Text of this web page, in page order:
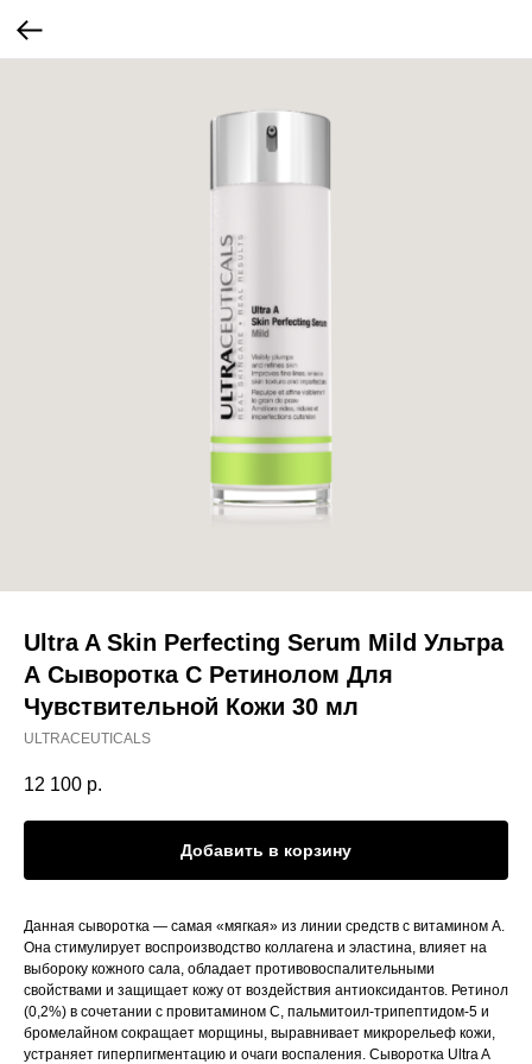
Ultra A Skin Perfecting Serum Mild Ультра
А Сыворотка С Ретинолом Для
Чувствительной Кожи 30 мл
ULTRACEUTICALS
12 100 р.
Добавить в корзину
Данная сыворотка — самая «мягкая» из линии средств с витамином А.
Она стимулирует воспроизводство коллагена и эластина, влияет на
выбороку кожного сала, обладает противовоспалительными
свойствами и защищает кожу от воздействия антиоксидантов. Ретинол
(0,2%) в сочетании с провитамином С, пальмитоил-трипептидом-5 и
бромелайном сокращает морщины, выравнивает микрорельеф кожи,
устраняет гиперпигментацию и очаги воспаления. Сыворотка Ultra A